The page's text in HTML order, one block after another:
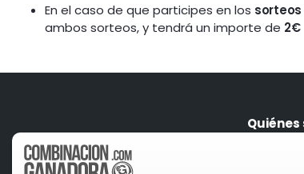
En el caso de que participes en los
ambos sorteos, y tendrá un importe de 2€
Quiénes